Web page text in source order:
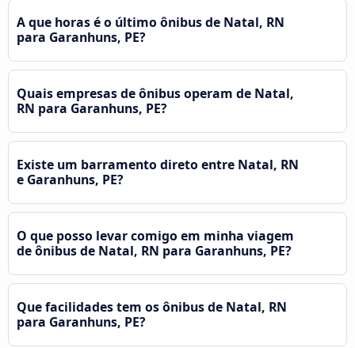
A que horas é o último ônibus de Natal, RN
para Garanhuns, PE?
Quais empresas de ônibus operam de Natal,
RN para Garanhuns, PE?
Existe um barramento direto entre Natal, RN
e Garanhuns, PE?
O que posso levar comigo em minha viagem
de ônibus de Natal, RN para Garanhuns, PE?
Que facilidades tem os ônibus de Natal, RN
para Garanhuns, PE?